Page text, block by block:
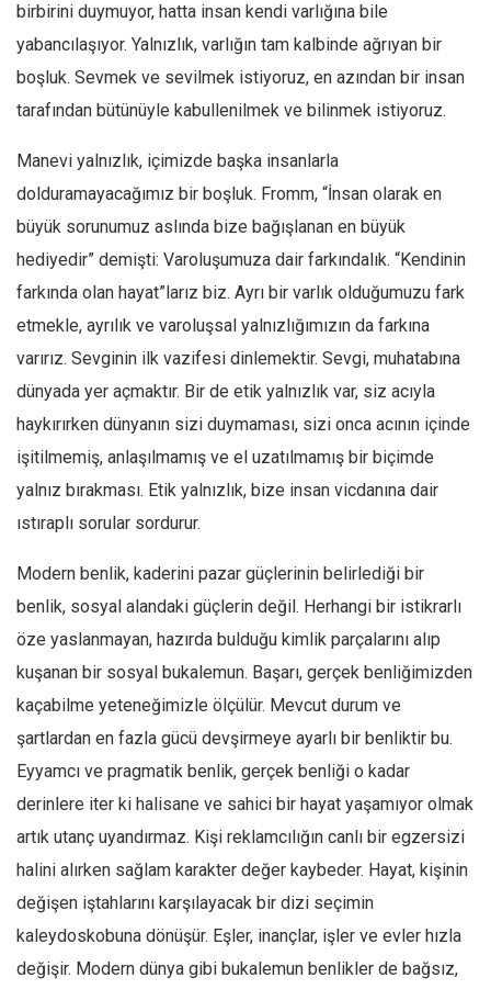
Amerika
Avustralya
Tarih
Düşünce
Dosyalar
birbirini duymuyor, hatta insan kendi varlığına bile
yabancılaşıyor. Yalnızlık, varlığın tam kalbinde ağrıyan bir
boşluk. Sevmek ve sevilmek istiyoruz, en azından bir insan
tarafından bütünüyle kabullenilmek ve bilinmek istiyoruz.
Manevi yalnızlık, içimizde başka insanlarla
dolduramayacağımız bir boşluk. Fromm, “İnsan olarak en
büyük sorunumuz aslında bize bağışlanan en büyük
hediyedir” demişti: Varoluşumuza dair farkındalık. “Kendinin
farkında olan hayat”larız biz. Ayrı bir varlık olduğumuzu fark
etmekle, ayrılık ve varoluşsal yalnızlığımızın da farkına
varırız. Sevginin ilk vazifesi dinlemektir. Sevgi, muhatabına
dünyada yer açmaktır. Bir de etik yalnızlık var, siz acıyla
haykırırken dünyanın sizi duymaması, sizi onca acının içinde
işitilmemiş, anlaşılmamış ve el uzatılmamış bir biçimde
yalnız bırakması. Etik yalnızlık, bize insan vicdanına dair
ıstıraplı sorular sordurur.
Modern benlik, kaderini pazar güçlerinin belirlediği bir
benlik, sosyal alandaki güçlerin değil. Herhangi bir istikrarlı
öze yaslanmayan, hazırda bulduğu kimlik parçalarını alıp
kuşanan bir sosyal bukalemun. Başarı, gerçek benliğimizden
kaçabilme yeteneğimizle ölçülür. Mevcut durum ve
şartlardan en fazla gücü devşirmeye ayarlı bir benliktir bu.
Eyyamcı ve pragmatik benlik, gerçek benliği o kadar
derinlere iter ki halisane ve sahici bir hayat yaşamıyor olmak
artık utanç uyandırmaz. Kişi reklamcılığın canlı bir egzersizi
halini alırken sağlam karakter değer kaybeder. Hayat, kişinin
değişen iştahlarını karşılayacak bir dizi seçimin
kaleydoskobuna dönüşür. Eşler, inançlar, işler ve evler hızla
değişir. Modern dünya gibi bukalemun benlikler de bağsız,